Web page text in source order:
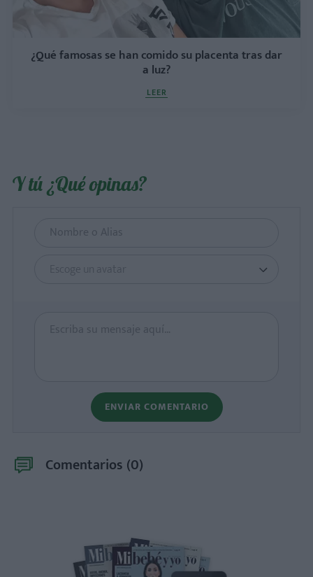
¿Qué famosas se han comido su placenta tras dar
a luz?
LEER
Y tú ¿Qué opinas?
Escoge un avatar
ENVIAR COMENTARIO
Comentarios (0)